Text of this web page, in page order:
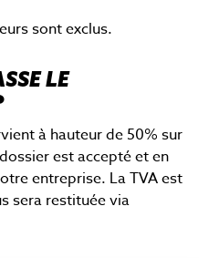
sont exclus.
LE
à hauteur de 50% sur
est accepté et en
entreprise. La TVA est
sera restituée via